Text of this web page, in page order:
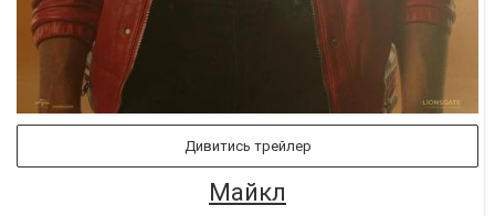
Дивитись трейлер
Майкл